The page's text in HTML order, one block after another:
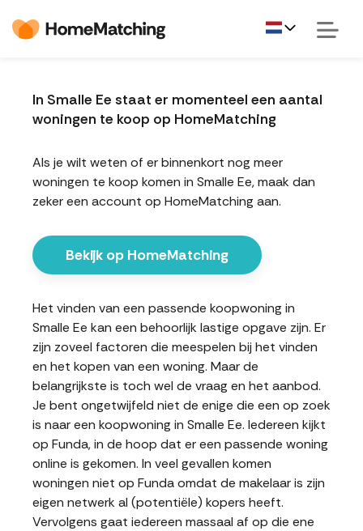
In Smalle Ee staat er momenteel een aantal
woningen te koop op HomeMatching
Als je wilt weten of er binnenkort nog meer
woningen te koop komen in Smalle Ee, maak dan
zeker een account op HomeMatching aan.
Bekijk op HomeMatching
Het vinden van een passende koopwoning in
Smalle Ee kan een behoorlijk lastige opgave zijn. Er
zijn zoveel factoren die meespelen bij het vinden
en het kopen van een woning. Maar de
belangrijkste is toch wel de vraag en het aanbod.
Je bent ongetwijfeld niet de enige die een op zoek
is naar een koopwoning in Smalle Ee. Iedereen kijkt
op Funda, in de hoop dat er een passende woning
online is gekomen. In veel gevallen komen
woningen niet op Funda omdat de makelaar is zijn
eigen netwerk al (potentiële) kopers heeft.
Vervolgens gaat iedereen massaal af op die ene